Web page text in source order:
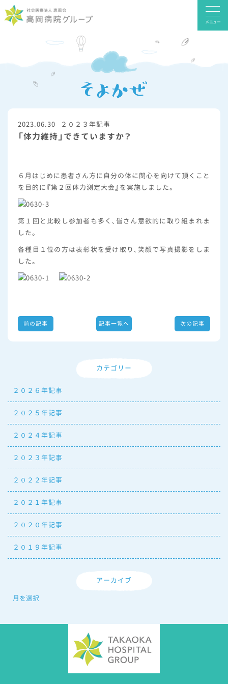
メニュー
2023.06.30 ２０２３年記事
「体力維持」できていますか？
６月はじめに患者さん方に自分の体に関心を向けて頂くこと
を目的に『第２回体力測定大会』を実施しました。
第１回と比較し参加者も多く、皆さん意欲的に取り組まれま
した。
各種目１位の方は表彰状を受け取り、笑顔で写真撮影をしま
した。
前の記事 次の記事
記事一覧へ
カテゴリー
２０２６年記事
２０２５年記事
２０２４年記事
２０２３年記事
２０２２年記事
２０２１年記事
２０２０年記事
２０１９年記事
アーカイブ